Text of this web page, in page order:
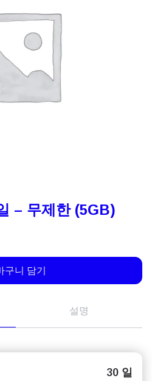
– 무제한 (5GB)
구니 담기
설명
30 일